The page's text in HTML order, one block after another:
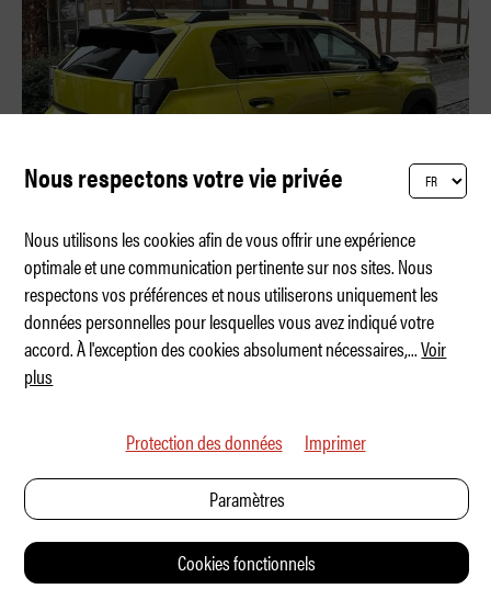
Carrée, pratique, performante
Nous respectons votre vie privée
Nous utilisons les cookies afin de vous offrir une expérience
optimale et une communication pertinente sur nos sites. Nous
respectons vos préférences et nous utiliserons uniquement les
données personnelles pour lesquelles vous avez indiqué votre
accord. À l'exception des cookies absolument nécessaires,...Voir
plus
Protection des données Imprimer
Paramètres
Cookies fonctionnels